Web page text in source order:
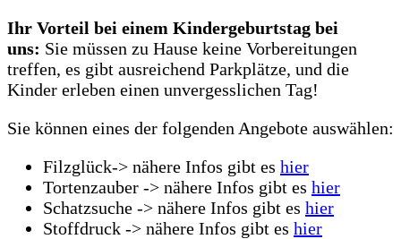
Ihr Vorteil bei einem Kindergeburtstag bei
uns: Sie müssen zu Hause keine Vorbereitungen
treffen, es gibt ausreichend Parkplätze, und die
Kinder erleben einen unvergesslichen Tag!
Sie können eines der folgenden Angebote auswählen:
Filzglück-> nähere Infos gibt es hier
Tortenzauber -> nähere Infos gibt es hier
Schatzsuche -> nähere Infos gibt es hier
Stoffdruck -> nähere Infos gibt es hier